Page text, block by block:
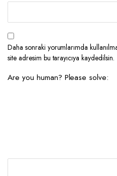
Daha sonraki yorumlarımda
site adresim bu tarayıcıya kaydedilsin.
Are you human? Please solve: